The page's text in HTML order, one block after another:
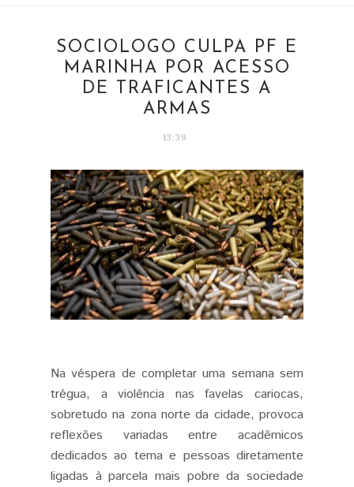
SOCIÓLOGO CULPA PF E
MARINHA POR ACESSO
DE TRAFICANTES A
ARMAS
13:39
Na véspera de completar uma semana sem
trégua, a violência nas favelas cariocas,
sobretudo na zona norte da cidade, provoca
reflexões variadas entre acadêmicos
dedicados ao tema e pessoas diretamente
ligadas à parcela mais pobre da sociedade